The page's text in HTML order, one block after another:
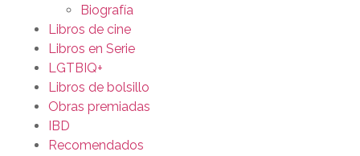
Biografía
Libros de cine
Libros en Serie
LGTBIQ+
Libros de bolsillo
Obras premiadas
IBD
Recomendados